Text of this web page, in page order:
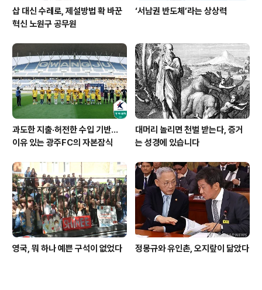
삽 대신 수레로, 제설방법 확 바꾼
혁신 노원구 공무원
‘서남권 반도체’라는 상상력
과도한 지출·허전한 수입 기반…
이유 있는 광주FC의 자본잠식
대머리 놀리면 천벌 받는다, 증거
는 성경에 있습니다
영국, 뭐 하나 예쁜 구석이 없었다 정몽규와 유인촌, 오지랖이 닮았다